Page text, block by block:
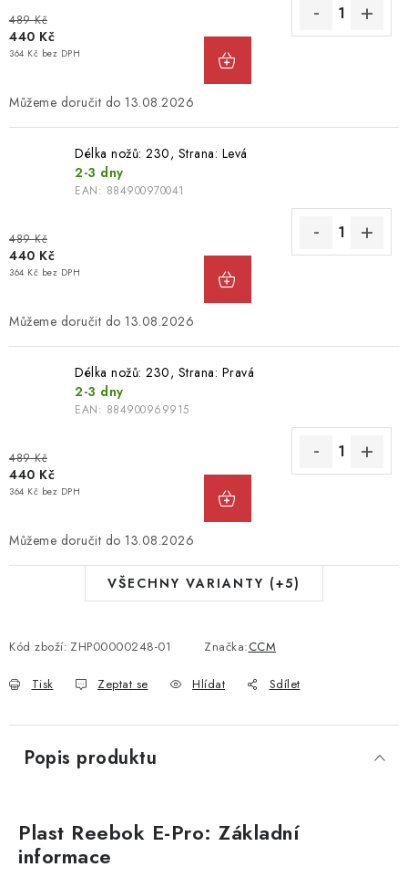
489 Kč
440 Kč
364 Kč bez DPH
13.08.2026
Délka nožů: 230, Strana: Levá
2-3 dny
EAN: 884900970041
489 Kč
440 Kč
364 Kč bez DPH
13.08.2026
Délka nožů: 230, Strana: Pravá
2-3 dny
EAN: 884900969915
489 Kč
440 Kč
364 Kč bez DPH
13.08.2026
VŠECHNY VARIANTY (+5)
Kód zboží: ZHP00000248-01 Značka:CCM
Tisk Zeptat se Hlídat Sdílet
Popis produktu
Plast Reebok E-Pro: Základní
informace